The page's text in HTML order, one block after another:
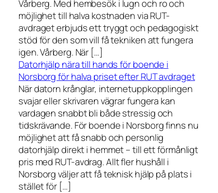
Vårberg. Med hembesök i lugn och ro och
möjlighet till halva kostnaden via RUT-
avdraget erbjuds ett tryggt och pedagogiskt
stöd för den som vill få tekniken att fungera
igen. Vårberg. När […]
Datorhjälp nära till hands för boende i
Norsborg för halva priset efter RUT avdraget
När datorn krånglar, internetuppkopplingen
svajar eller skrivaren vägrar fungera kan
vardagen snabbt bli både stressig och
tidskrävande. För boende i Norsborg finns nu
möjlighet att få snabb och personlig
datorhjälp direkt i hemmet – till ett förmånligt
pris med RUT-avdrag. Allt fler hushåll i
Norsborg väljer att få teknisk hjälp på plats i
stället för […]